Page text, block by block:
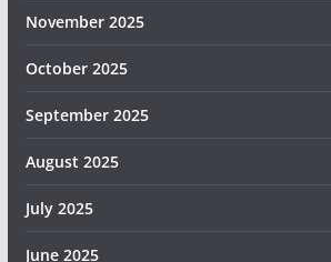
November 2025
October 2025
September 2025
August 2025
July 2025
June 2025